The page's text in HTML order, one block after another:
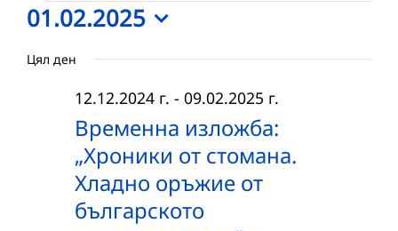
Събития
for
01.02.2025
01.02.2025
date.
Цял ден
Временна изложба:
„Хроники от стомана.
Хладно оръжие от
българското
12.12.2024 г. - 09.02.2025 г.